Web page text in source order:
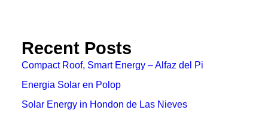
Recent Posts
Compact Roof, Smart Energy – Alfaz del Pi
Energia Solar en Polop
Solar Energy in Hondon de Las Nieves